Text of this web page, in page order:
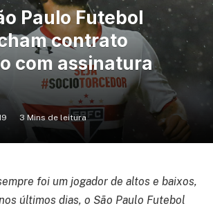
Paulo Futebol
contrato
com assinatura
3 Mins de leitura
foi um jogador de altos e baixos,
últimos dias, o São Paulo Futebol